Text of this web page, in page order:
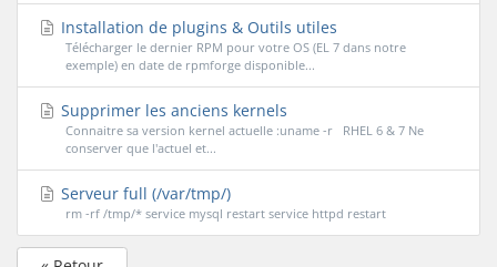
Installation de plugins & Outils utiles
Télécharger le dernier RPM pour votre OS (EL 7 dans notre
exemple) en date de rpmforge disponible...
Supprimer les anciens kernels
Connaitre sa version kernel actuelle :uname -r RHEL 6 & 7 Ne
conserver que l'actuel et...
Serveur full (/var/tmp/)
rm -rf /tmp/* service mysql restart service httpd restart